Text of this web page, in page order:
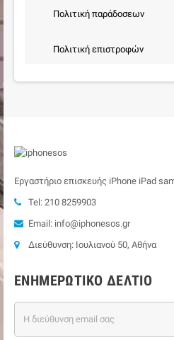
Πολιτική παράδοσεων
Πολιτική επιστροφών
Εργαστήριο επισκευής iPhone iPad
Tel: 210 8259903
Email: info@iphonesos.gr
Διεύθυνση: Ιουλιανού 50, Αθήνα
ΕΝΗΜΕΡΩΤΙΚΌ ΔΕΛΤΊΟ